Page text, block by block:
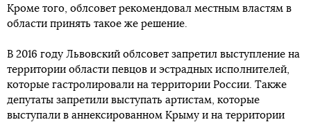
Кроме того, облсовет рекомендовал местным властям в
области принять такое же решение.
В 2016 году Львовский облсовет запретил выступление на
территории области певцов и эстрадных исполнителей,
которые гастролировали на территории России. Также
депутаты запретили выступать артистам, которые
выступали в аннексированном Крыму и на территории